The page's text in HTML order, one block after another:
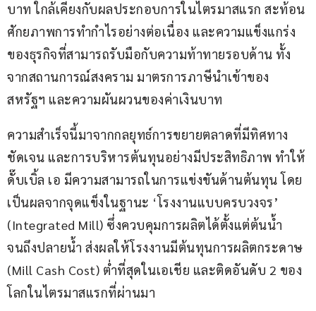
บาท ใกล้เคียงกับผลประกอบการในไตรมาสแรก สะท้อน
ศักยภาพการทำกำไรอย่างต่อเนื่อง และความแข็งแกร่ง
ของธุรกิจที่สามารถรับมือกับความท้าทายรอบด้าน ทั้ง
จากสถานการณ์สงคราม มาตรการภาษีนำเข้าของ
สหรัฐฯ และความผันผวนของค่าเงินบาท
ความสำเร็จนี้มาจากกลยุทธ์การขยายตลาดที่มีทิศทาง
ชัดเจน และการบริหารต้นทุนอย่างมีประสิทธิภาพ ทำให้
ดั๊บเบิ้ล เอ มีความสามารถในการแข่งขันด้านต้นทุน โดย
เป็นผลจากจุดแข็งในฐานะ ‘โรงงานแบบครบวงจร’
(Integrated Mill) ซึ่งควบคุมการผลิตได้ตั้งแต่ต้นน้ำ
จนถึงปลายน้ำ ส่งผลให้โรงงานมีต้นทุนการผลิตกระดาษ
(Mill Cash Cost) ต่ำที่สุดในเอเชีย และติดอันดับ 2 ของ
โลกในไตรมาสแรกที่ผ่านมา